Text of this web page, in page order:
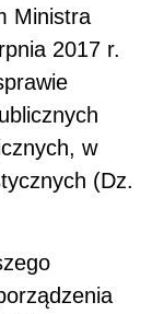
Ministra
2017 r.
w
(Dz.